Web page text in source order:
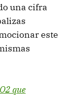
una cifra
este
que